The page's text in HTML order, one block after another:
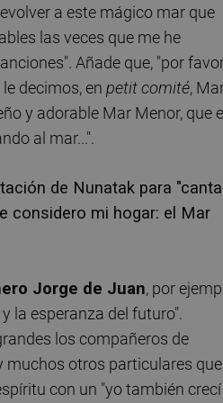
a este mágico mar que
las veces que me he
Añade que, "por
decimos, en petit comité,
y adorable Mar Menor, que
al mar...".
de Nunatak para
considero mi hogar: el Mar
Jorge de Juan, por
la esperanza del futuro".
los compañeros de
muchos otros particulares que
con un "yo también crecí